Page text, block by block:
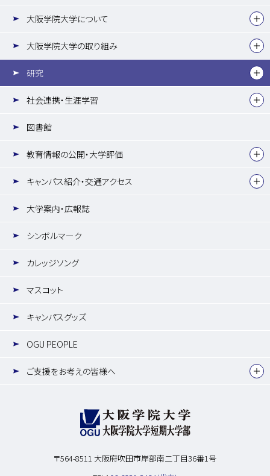
大阪学院大学について
大阪学院大学の取り組み
研究
社会連携・生涯学習
図書館
教育情報の公開・大学評価
キャンパス紹介・交通アクセス
大学案内・広報誌
シンボルマーク
カレッジソング
マスコット
キャンパスグッズ
OGU PEOPLE
ご支援をお考えの皆様へ
〒564-8511 大阪府吹田市岸部南二丁目36番1号